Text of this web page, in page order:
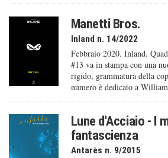
Manetti Bros.
Inland n. 14/2022
Febbraio 2020. Inland.
#13 va in stampa con una
rigido, grammatura della
numero è dedicato a
Lune d'Acciaio - I
fantascienza
Antarès n. 9/2015